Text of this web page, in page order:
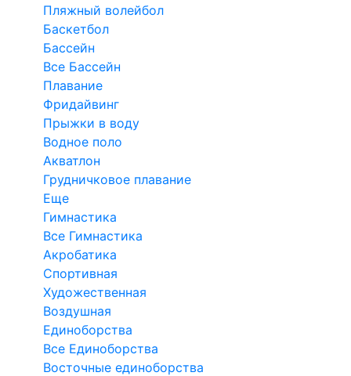
Пляжный волейбол
Баскетбол
Бассейн
Все Бассейн
Плавание
Фридайвинг
Прыжки в воду
Водное поло
Акватлон
Грудничковое плавание
Еще
Гимнастика
Все Гимнастика
Акробатика
Спортивная
Художественная
Воздушная
Единоборства
Все Единоборства
Восточные единоборства